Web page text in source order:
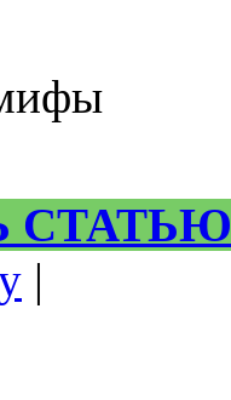
СТАТЬЮ
|